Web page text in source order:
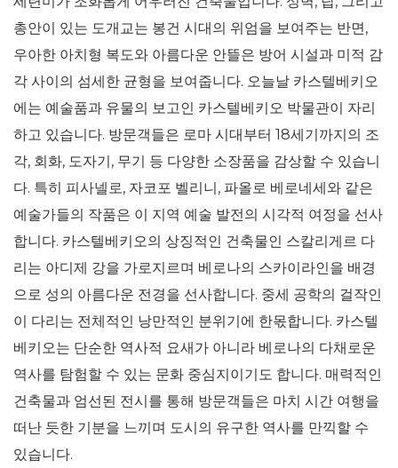
총안이 있는 도개교는 봉건 시대의 위엄을 보여주는 반면,
우아한 아치형 복도와 아름다운 안뜰은 방어 시설과 미적 감
각 사이의 섬세한 균형을 보여줍니다. 오늘날 카스텔베키오
에는 예술품과 유물의 보고인 카스텔베키오 박물관이 자리
하고 있습니다. 방문객들은 로마 시대부터 18세기까지의 조
각, 회화, 도자기, 무기 등 다양한 소장품을 감상할 수 있습니
다. 특히 피사넬로, 자코포 벨리니, 파올로 베로네세와 같은
예술가들의 작품은 이 지역 예술 발전의 시각적 여정을 선사
합니다. 카스텔베키오의 상징적인 건축물인 스칼리게르 다
리는 아디제 강을 가로지르며 베로나의 스카이라인을 배경
으로 성의 아름다운 전경을 선사합니다. 중세 공학의 걸작인
이 다리는 전체적인 낭만적인 분위기에 한몫합니다. 카스텔
베키오는 단순한 역사적 요새가 아니라 베로나의 다채로운
역사를 탐험할 수 있는 문화 중심지이기도 합니다. 매력적인
건축물과 엄선된 전시를 통해 방문객들은 마치 시간 여행을
떠난 듯한 기분을 느끼며 도시의 유구한 역사를 만끽할 수
있습니다.